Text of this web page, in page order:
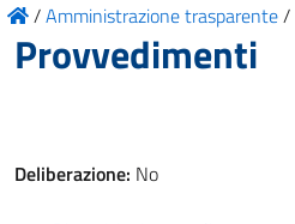
/Amministrazione trasparente/
Provvedimenti
Deliberazione: No